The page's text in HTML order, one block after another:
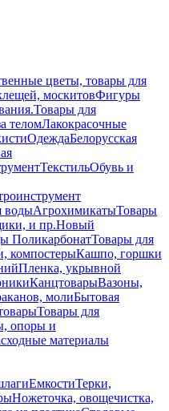
цветы, товары для
москитовФигуры
Товары для
теломЛакокрасочные
ОдеждаБелорусская
ТекстильОбувь и
водыАгрохимикатыТовары
и пр.Новый
ПоликарбонатТовары для
компостерыКашпо, горшки
Пленка, укрывной
КанцтоварыВазоны,
молиБытовая
Товары для
опоры и
материалы
ЕмкостиТерки,
Ножеточка, овощечистка,